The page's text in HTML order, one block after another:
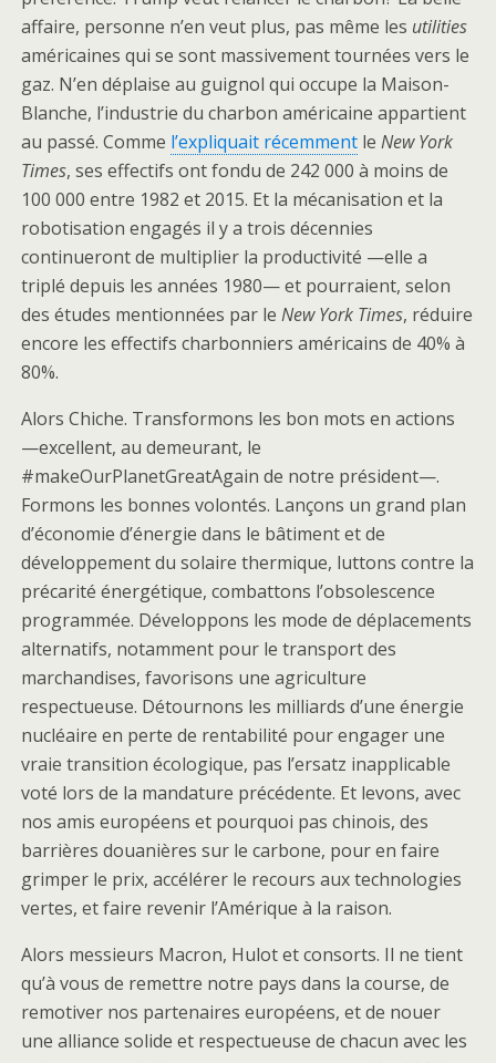
affaire, personne n’en veut plus, pas même les utilities
américaines qui se sont massivement tournées vers le
gaz. N’en déplaise au guignol qui occupe la Maison-
Blanche, l’industrie du charbon américaine appartient
au passé. Comme l’expliquait récemment le New York
Times, ses effectifs ont fondu de 242 000 à moins de
100 000 entre 1982 et 2015. Et la mécanisation et la
robotisation engagés il y a trois décennies
continueront de multiplier la productivité —elle a
triplé depuis les années 1980— et pourraient, selon
des études mentionnées par le New York Times, réduire
encore les effectifs charbonniers américains de 40% à
80%.
Alors Chiche. Transformons les bon mots en actions
—excellent, au demeurant, le
#makeOurPlanetGreatAgain de notre président—.
Formons les bonnes volontés. Lançons un grand plan
d’économie d’énergie dans le bâtiment et de
développement du solaire thermique, luttons contre la
précarité énergétique, combattons l’obsolescence
programmée. Développons les mode de déplacements
alternatifs, notamment pour le transport des
marchandises, favorisons une agriculture
respectueuse. Détournons les milliards d’une énergie
nucléaire en perte de rentabilité pour engager une
vraie transition écologique, pas l’ersatz inapplicable
voté lors de la mandature précédente. Et levons, avec
nos amis européens et pourquoi pas chinois, des
barrières douanières sur le carbone, pour en faire
grimper le prix, accélérer le recours aux technologies
vertes, et faire revenir l’Amérique à la raison.
Alors messieurs Macron, Hulot et consorts. Il ne tient
qu’à vous de remettre notre pays dans la course, de
remotiver nos partenaires européens, et de nouer
une alliance solide et respectueuse de chacun avec les